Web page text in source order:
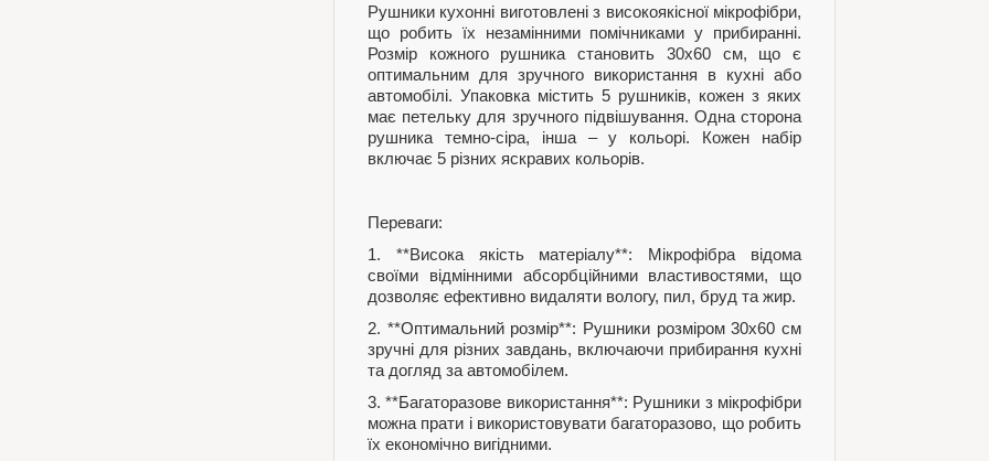
Рушники кухонні виготовлені з високоякісної мікрофібри,
що робить їх незамінними помічниками у прибиранні.
Розмір кожного рушника становить 30х60 см, що є
оптимальним для зручного використання в кухні або
автомобілі. Упаковка містить 5 рушників, кожен з яких
має петельку для зручного підвішування. Одна сторона
рушника темно-сіра, інша – у кольорі. Кожен набір
включає 5 різних яскравих кольорів.
Переваги:
1. **Висока якість матеріалу**: Мікрофібра відома
своїми відмінними абсорбційними властивостями, що
дозволяє ефективно видаляти вологу, пил, бруд та жир.
2. **Оптимальний розмір**: Рушники розміром 30х60 см
зручні для різних завдань, включаючи прибирання кухні
та догляд за автомобілем.
3. **Багаторазове використання**: Рушники з мікрофібри
можна прати і використовувати багаторазово, що робить
їх економічно вигідними.